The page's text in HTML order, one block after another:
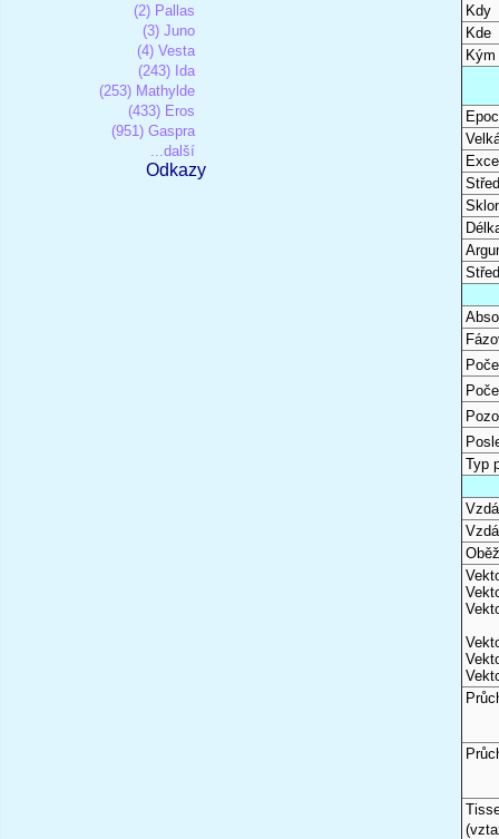
(2) Pallas
(3) Juno
(4) Vesta
(243) Ida
(253) Mathylde
(433) Eros
(951) Gaspra
...další
Odkazy
Kdy
Kde
Kým
Typ